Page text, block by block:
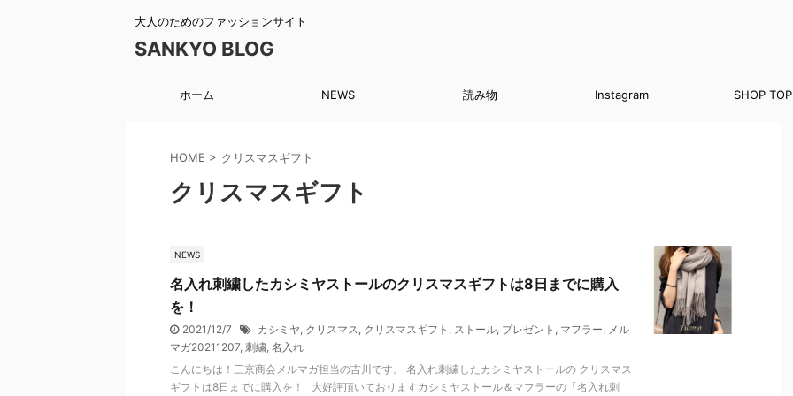
大人のためのファッションサイト
SANKYO BLOG
ホーム NEWS 読み物 Instagram SHOP TOP
HOME > クリスマスギフト
クリスマスギフト
NEWS
名入れ刺繍したカシミヤストールのクリスマスギフトは8日までに購入
を！
2021/12/7 カシミヤ, クリスマス, クリスマスギフト , ストール, プレゼント , マフラー, メル
マガ20211207, 刺繍, 名入れ
こんにちは！三京商会メルマガ担当の吉川です。 名入れ刺繍したカシミヤストールの クリスマス
ギフトは8日までに購入を！ 大好評頂いておりますカシミヤストール＆マフラーの「名入れ刺